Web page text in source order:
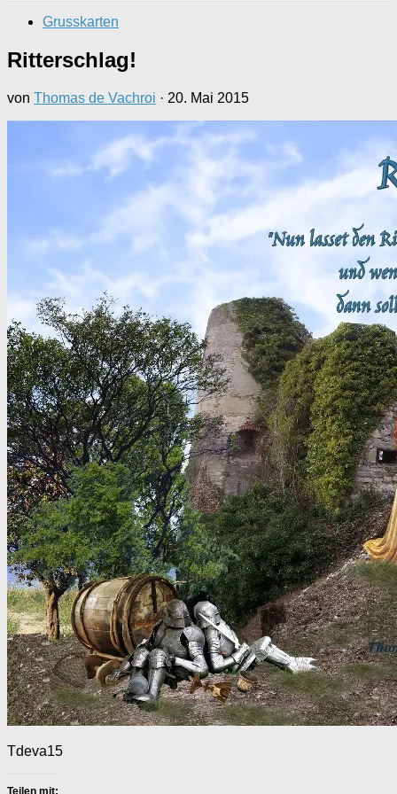
Grusskarten
Ritterschlag!
von Thomas de Vachroi · 20. Mai 2015
Tdeva15
Teilen mit: